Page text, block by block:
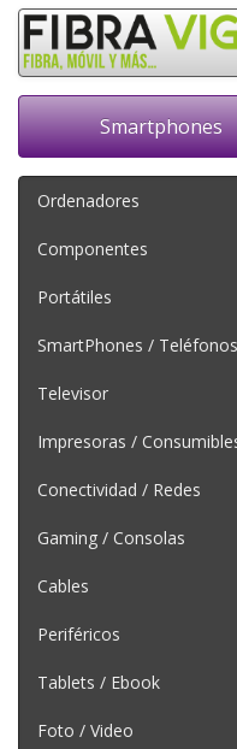
Smartphones
Ordenadores
Componentes
Portátiles
SmartPhones / Teléfonos
Televisor
Impresoras /
Conectividad / Redes
Gaming / Consolas
Cables
Periféricos
Tablets / Ebook
Foto / Video